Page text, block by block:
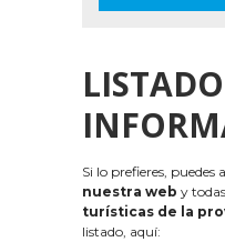
LISTADO
Si lo prefieres, puedes
nuestra web y
turísticas de la
listado, aquí: